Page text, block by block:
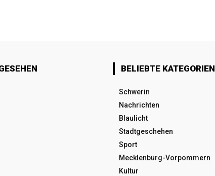
BELIEBTE KATEGORIEN
Schwerin
Nachrichten
Blaulicht
Stadtgeschehen
Sport
Mecklenburg-Vorpommern
Kultur